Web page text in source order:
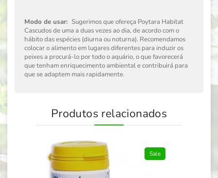
Modo de usar: Sugerimos que ofereça Poytara Habitat
Cascudos de uma a duas vezes ao dia, de acordo com o
hábito das espécies (diurna ou noturna). Recomendamos
colocar o alimento em lugares diferentes para induzir os
peixes a procurá-lo por todo o aquário, o que favorecerá
que tenham enriquecimento ambiental e contribuirá para
que se adaptem mais rapidamente.
Produtos relacionados
Sale